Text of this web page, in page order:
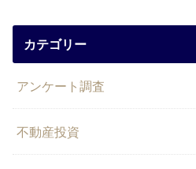
カテゴリー
アンケート調査
不動産投資